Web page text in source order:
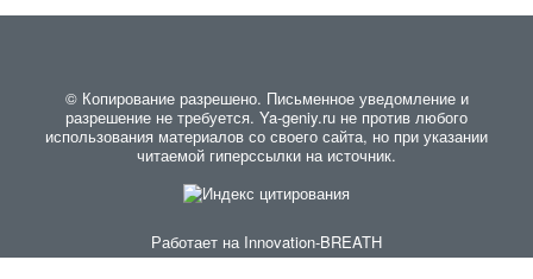
© Копирование разрешено. Письменное уведомление и
разрешение не требуется. Ya-geniy.ru не против любого
использования материалов со своего сайта, но при указании
читаемой гиперссылки на источник.
Работает на Innovation-BREATH